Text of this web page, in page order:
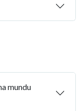
mundu